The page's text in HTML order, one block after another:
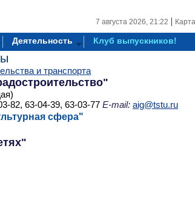
7 августа 2026, 21:22 |
Деятельность Клуб выпускников!
и транспорта
82, 63-04-39, 63-03-77 E-mail: aig@tstu.ru
сфера"